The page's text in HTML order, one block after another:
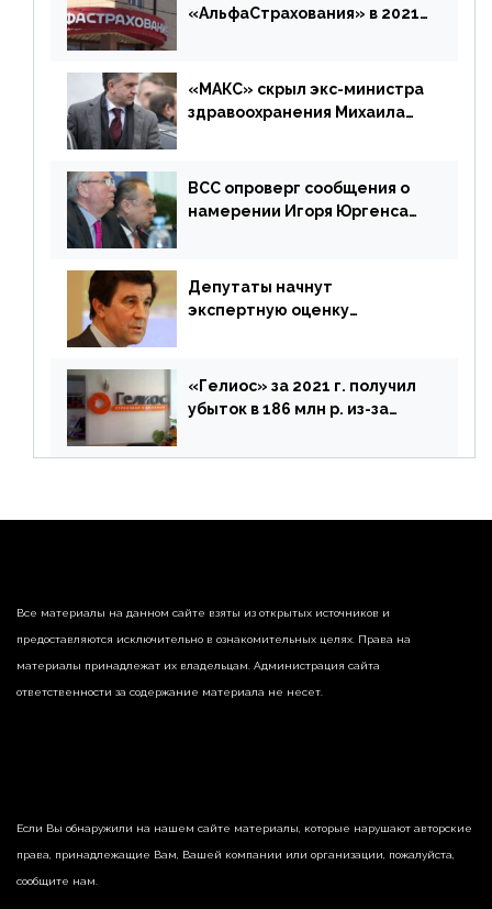
«АльфаСтрахования» в 2021
«МАКС» скрыл экс-министра
здравоохранения Михаила
ВСС опроверг сообщения о
намерении Игоря Юргенса
Депутаты начнут
экспертную оценку
«Гелиос» за 2021 г. получил
убыток в 186 млн р. из-за
реализации недвижимости
Все материалы на данном сайте взяты из открытых источников и
предоставляются исключительно в ознакомительных целях. Права на
материалы принадлежат их владельцам. Администрация сайта
ответственности за содержание материала не несет.
Если Вы обнаружили на нашем сайте материалы, которые нарушают авторские
права, принадлежащие Вам, Вашей компании или организации, пожалуйста,
сообщите нам.